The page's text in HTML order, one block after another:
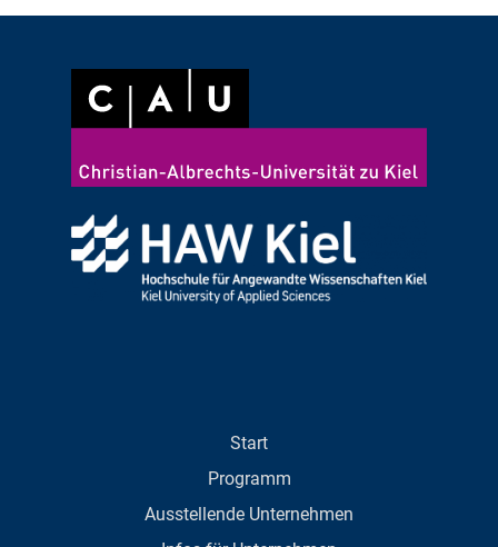
Start
Programm
Ausstellende Unternehmen